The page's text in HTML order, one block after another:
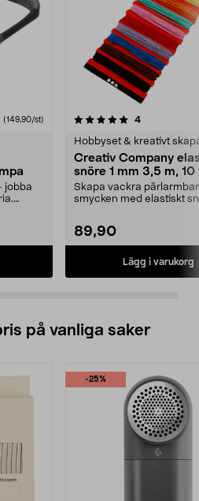
(149,90/st)
jobba
4recensioner
Hobbyset & kreativt
Creativ Company
snöre 1 mm 3,5 m, 10
Skapa vackra
smycken med elastiskt
89,90
Lägg i varukorg
4.0 av 5 stjärnor
på vanliga saker
-25%